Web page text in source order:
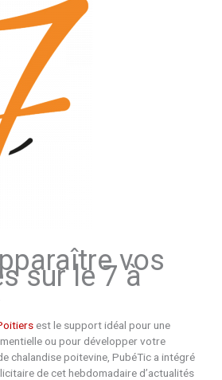
vos
sur le 7 à
est le support idéal pour une
ou pour développer votre
chalandise poitevine, PubéTic a intégré
de cet hebdomadaire d’actualités